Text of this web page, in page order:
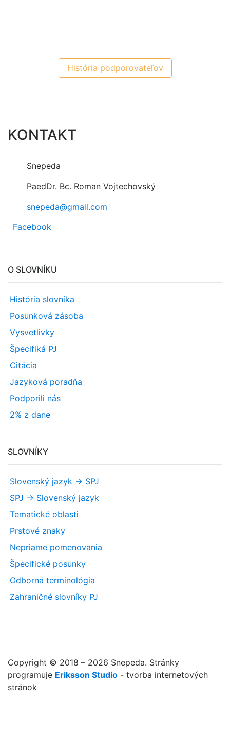
História podporovateľov
KONTAKT
Snepeda
PaedDr. Bc. Roman Vojtechovský
snepeda@gmail.com
Facebook
O SLOVNÍKU
História slovníka
Posunková zásoba
Vysvetlivky
Špecifiká PJ
Citácia
Jazyková poradňa
Podporili nás
2% z dane
SLOVNÍKY
Slovenský jazyk -> SPJ
SPJ -> Slovenský jazyk
Tematické oblasti
Prstové znaky
Nepriame pomenovania
Špecifické posunky
Odborná terminológia
Zahraničné slovníky PJ
Copyright © 2018 – 2026 Snepeda. Stránky
programuje Eriksson Studio - tvorba internetových
stránok